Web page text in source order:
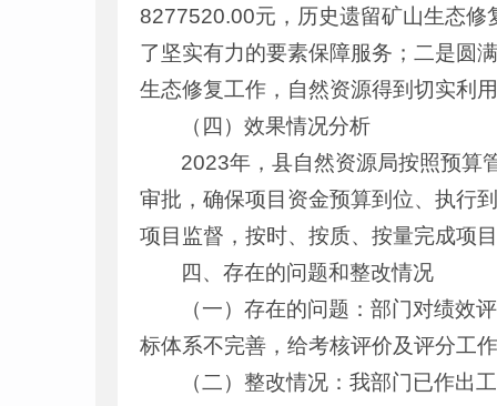
8277520.00元，历史遗留矿山生态
了坚实有力的要素保障服务；二是圆
生态修复工作，自然资源得到切实利
（四）效果情况分析
2023年，县自然资源局按照预算
审批，确保项目资金预算到位、执行
项目监督，按时、按质、按量完成项
四、存在的问题和整改情况
（一）存在的问题：部门对绩效
标体系不完善，给考核评价及评分工
（二）整改情况：我部门已作出